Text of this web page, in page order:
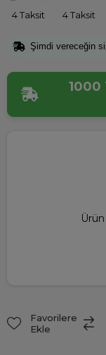
4 Taksit 4 Taksit
Şimdi vereceğin
1000
Ürün
Favorilere
Ekle